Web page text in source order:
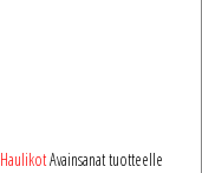
HaulikotAvainsanat tuotteelle